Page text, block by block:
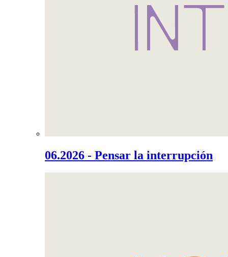
06.2026 - Pensar la interrupción